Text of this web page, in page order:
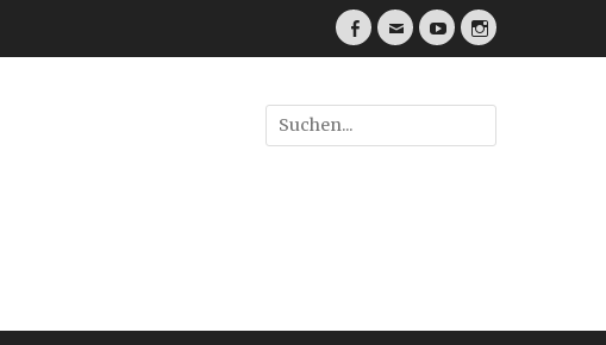
Facebook
E-
YouTubeInstagram
Suche
nach: